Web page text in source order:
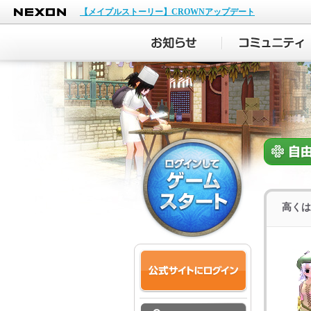
NEXON
【メイプルストーリー】CROWNアップデート
高く